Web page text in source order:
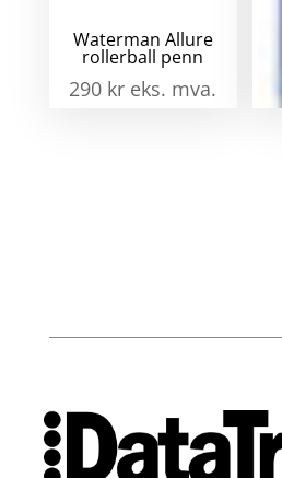
Waterman Allure
rollerball penn
290 kr eks. mva.